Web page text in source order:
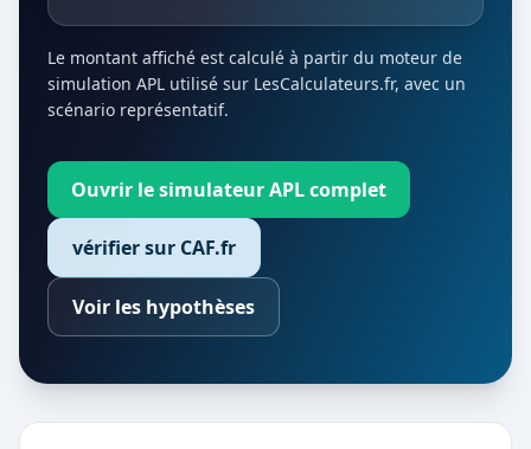
Le montant affiché est calculé à partir du moteur de
simulation APL utilisé sur LesCalculateurs.fr, avec un
scénario représentatif.
Ouvrir le simulateur APL complet
vérifier sur CAF.fr
Voir les hypothèses